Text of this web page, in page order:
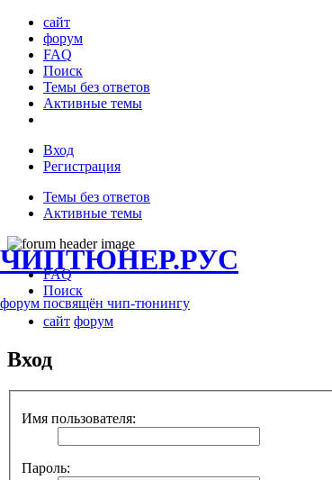
сайт
форум
FAQ
Поиск
Темы без ответов
Активные темы
Вход
Регистрация
Темы без ответов
Активные темы
ЧИПТЮНЕР.РУС
форум посвящён чип-тюнингу
FAQ
Поиск
сайт форум
Вход
Имя пользователя:
Пароль: